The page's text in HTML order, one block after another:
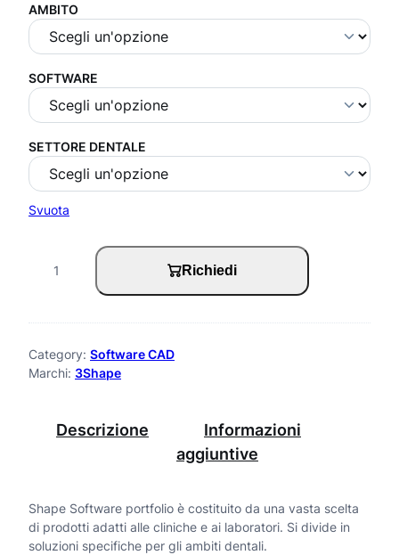
s
c
i
p
z
z
o
2
.
0
0
AMBITO
SOFTWARE
SETTORE DENTALE
Svuota
h
a
p
n
t
Richiedi
Category: Software CAD
Marchi: 3Shape
Descrizione
Informazioni
aggiuntive
Shape Software portfolio è costituito da una vasta scelta
di prodotti adatti alle cliniche e ai laboratori. Si divide in
soluzioni specifiche per gli ambiti dentali.